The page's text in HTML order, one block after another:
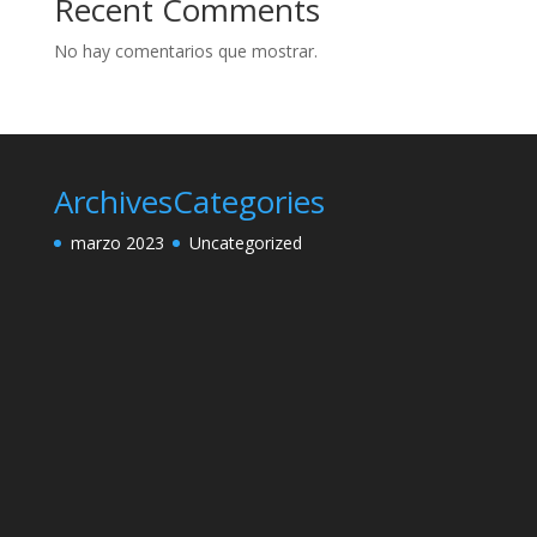
Recent Comments
No hay comentarios que mostrar.
Archives
marzo 2023
Categories
Uncategorized